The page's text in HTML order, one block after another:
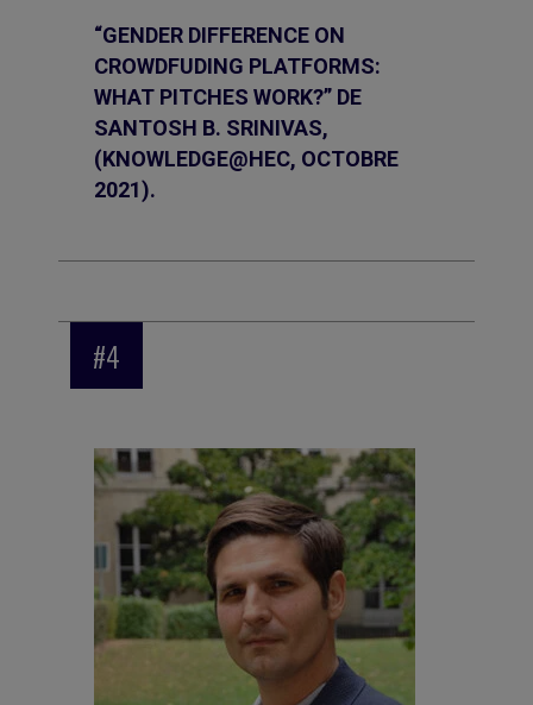
“GENDER DIFFERENCE ON
CROWDFUDING PLATFORMS:
WHAT PITCHES WORK?” DE
SANTOSH B. SRINIVAS,
(KNOWLEDGE@HEC, OCTOBRE
2021).
#4